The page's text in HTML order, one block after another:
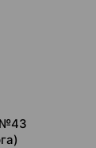
№43